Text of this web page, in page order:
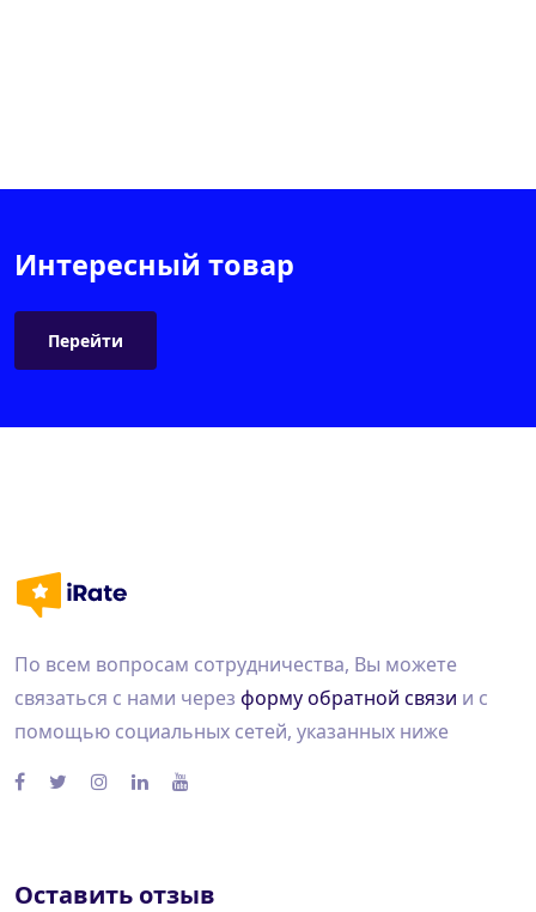
Интересный товар
Перейти
По всем вопросам сотрудничества, Вы можете
связаться с нами через форму обратной связи и с
помощью социальных сетей, указанных ниже
Оставить отзыв